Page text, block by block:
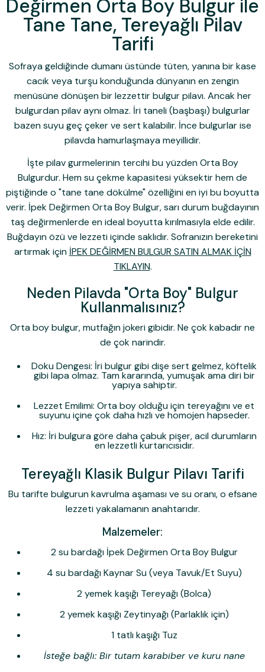
Değirmen Orta Boy Bulgur ile
Tane Tane, Tereyağlı Pilav
Tarifi
Sofraya geldiğinde dumanı üstünde tüten, yanına bir kase
cacık veya turşu konduğunda dünyanın en zengin
menüsüne dönüşen bir lezzettir bulgur pilavı. Ancak her
bulgurdan pilav aynı olmaz. İri taneli (başbaşı) bulgurlar
bazen suyu geç çeker ve sert kalabilir. İnce bulgurlar ise
pilavda hamurlaşmaya meyillidir.
İşte pilav gurmelerinin tercihi bu yüzdenOrta Boy
Bulgurdur. Hem su çekme kapasitesi yüksektir hem de
piştiğinde o "tane tane dökülme" özelliğini en iyi bu boyutta
verir. İpek Değirmen Orta Boy Bulgur, sarı durum buğdayının
taş değirmenlerde en ideal boyutta kırılmasıyla elde edilir.
Buğdayın özü ve lezzeti içinde saklıdır. Sofranızın bereketini
artırmak için İPEK DEĞİRMEN BULGUR SATIN ALMAK İÇİN
TIKLAYIN.
Neden Pilavda "Orta Boy" Bulgur
Kullanmalısınız?
Orta boy bulgur, mutfağın jokeri gibidir. Ne çok kabadır ne
de çok narindir.
Doku Dengesi: İri bulgur gibi dişe sert gelmez, köftelik
gibi lapa olmaz. Tam kararında, yumuşak ama diri bir
yapıya sahiptir.
Lezzet Emilimi: Orta boy olduğu için tereyağını ve et
suyunu içine çok daha hızlı ve homojen hapseder.
Hız: İri bulgura göre daha çabuk pişer, acil durumların
en lezzetli kurtarıcısıdır.
Tereyağlı Klasik Bulgur Pilavı Tarifi
Bu tarifte bulgurun kavrulma aşaması ve su oranı, o efsane
lezzeti yakalamanın anahtarıdır.
Malzemeler:
2 su bardağı İpek Değirmen Orta Boy Bulgur
4 su bardağı Kaynar Su (veya Tavuk/Et Suyu)
2 yemek kaşığı Tereyağı (Bolca)
2 yemek kaşığı Zeytinyağı (Parlaklık için)
1 tatlı kaşığı Tuz
İsteğe bağlı: Bir tutam karabiber ve kuru nane